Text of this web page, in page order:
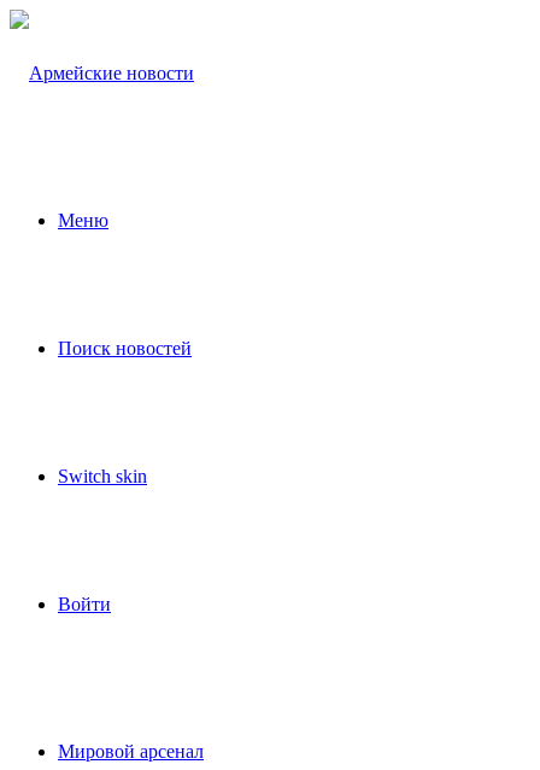
Меню
Поиск новостей
Switch skin
Войти
Мировой арсенал